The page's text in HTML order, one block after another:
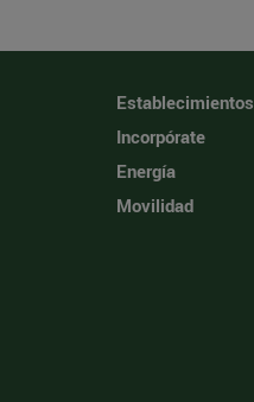
Establecimientos
Incorpórate
Energía
Movilidad